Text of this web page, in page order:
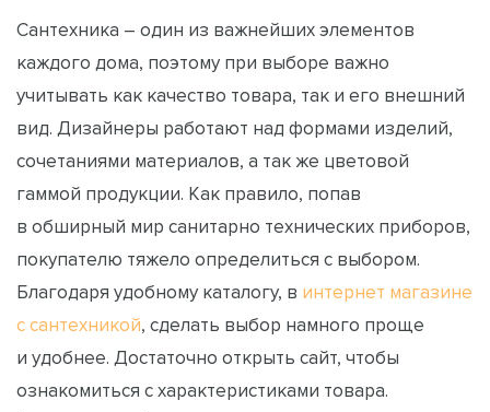
Сантехника – один из важнейших элементов
каждого дома, поэтому при выборе важно
учитывать как качество товара, так и его внешний
вид. Дизайнеры работают над формами изделий,
сочетаниями материалов, а так же цветовой
гаммой продукции. Как правило, попав
в обширный мир санитарно технических приборов,
покупателю тяжело определиться с выбором.
Благодаря удобному каталогу, в интернет магазине
с сантехникой, сделать выбор намного проще
и удобнее. Достаточно открыть сайт, чтобы
ознакомиться с характеристиками товара.